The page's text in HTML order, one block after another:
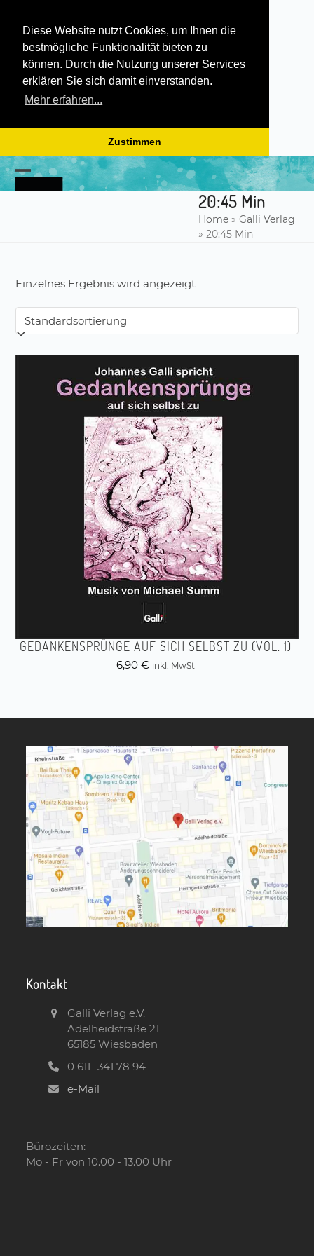
Diese Website nutzt Cookies, um Ihnen die
bestmögliche Funktionalität bieten zu
können. Durch die Nutzung unserer Services
erklären Sie sich damit einverstanden.
Mehr erfahren...
Zustimmen
Skip
to
content
Open
Close
20:45 Min
Home» Galli Verlag
» 20:45 Min
Einzelnes Ergebnis wird angezeigt
GEDANKENSPRÜNGE AUF SICH SELBST ZU (VOL. 1)
6,90 € inkl. MwSt
Kontakt
Galli Verlag e.V.
Adelheidstraße 21
65185 Wiesbaden
0 611- 341 78 94
e-Mail
Bürozeiten:
Mo - Fr von 10.00 - 13.00 Uhr